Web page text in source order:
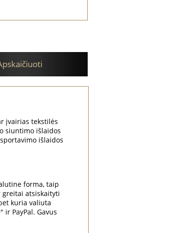
įvairias tekstilės
siuntimo išlaidos
išlaidos
forma, taip
greitai atsiskaityti
kuria valiuta
PayPal. Gavus